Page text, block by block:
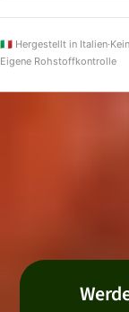
🇮🇹 Hergestellt in Italien·
Eigene Rohstoffkontrolle